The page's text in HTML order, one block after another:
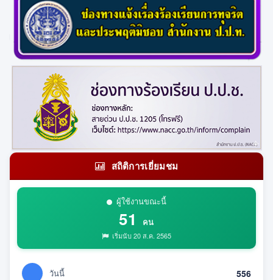
สถิติการเยี่ยมชม
ผู้ใช้งานขณะนี้
51 คน
เริ่มนับ 20 ส.ค. 2565
วันนี้ 556